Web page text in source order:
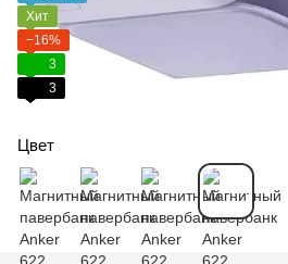
Хит
−16%
3
3
Цвет